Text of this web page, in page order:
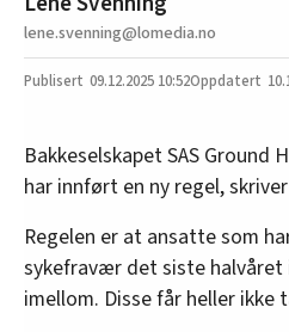
lene.svenning@lomedia.no
09.12.2025 10:52
Bakkeselskapet SAS Ground
har innført en ny regel, skriver
Regelen er at ansatte som
sykefravær det siste
imellom. Disse får heller ikke